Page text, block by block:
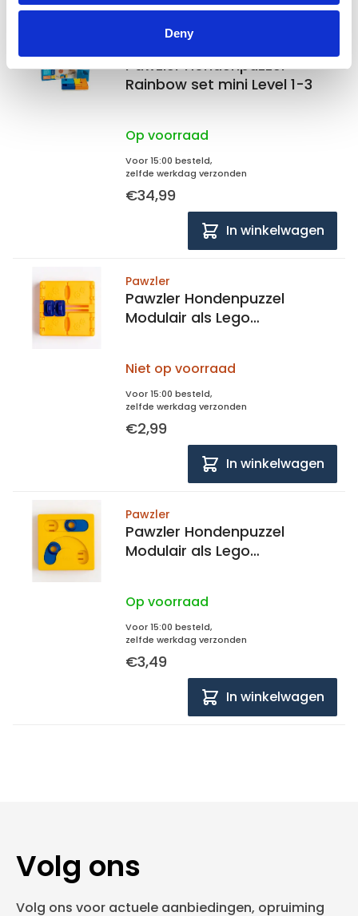
Deny
Pawzler Hondenpuzzel
Rainbow set mini Level 1-3
Op voorraad
Voor 15:00 besteld,
zelfde werkdag verzonden
€34,99
In winkelwagen
Pawzler
Pawzler Hondenpuzzel
Modulair als Lego
Niet op voorraad
Voor 15:00 besteld,
zelfde werkdag verzonden
€2,99
In winkelwagen
Pawzler
Pawzler Hondenpuzzel
Modulair als Lego
Op voorraad
Voor 15:00 besteld,
zelfde werkdag verzonden
€3,49
In winkelwagen
Volg ons
Volg ons voor actuele aanbiedingen, opruiming